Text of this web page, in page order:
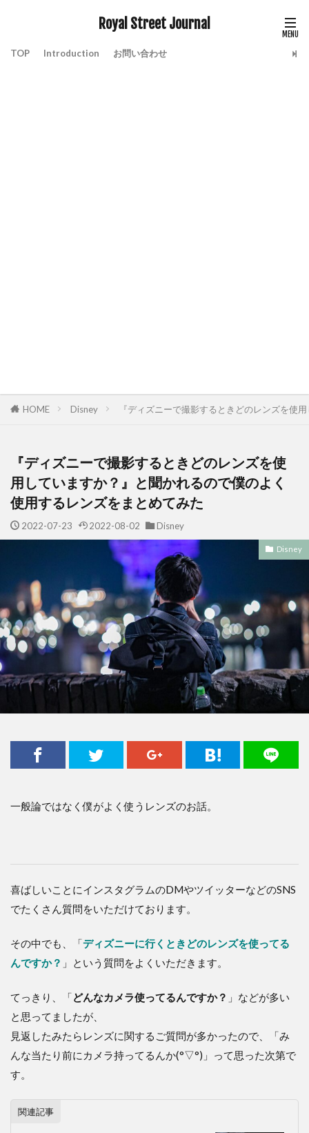
Royal Street Journal
TOP Introduction お問い合わせ
HOME Disney 『ディズニーで撮影するときどのレンズを使
『ディズニーで撮影するときどのレンズを使
用していますか？』と聞かれるので僕のよく
使用するレンズをまとめてみた
2022-07-23 2022-08-02 Disney
Disney
一般論ではなく僕がよく使うレンズのお話。
喜ばしいことにインスタグラムのDMやツイッターなどのSNS
でたくさん質問をいただけております。
その中でも、「ディズニーに行くときどのレンズを使ってる
んですか？ 」という質問をよくいただきます。
てっきり、「どんなカメラ使ってるんですか？ 」などが多い
と思ってましたが、
見返したみたらレンズに関するご質問が多かったので、「み
んな当たり前にカメラ持ってるんか(°▽°)」って思った次第で
す。
関連記事